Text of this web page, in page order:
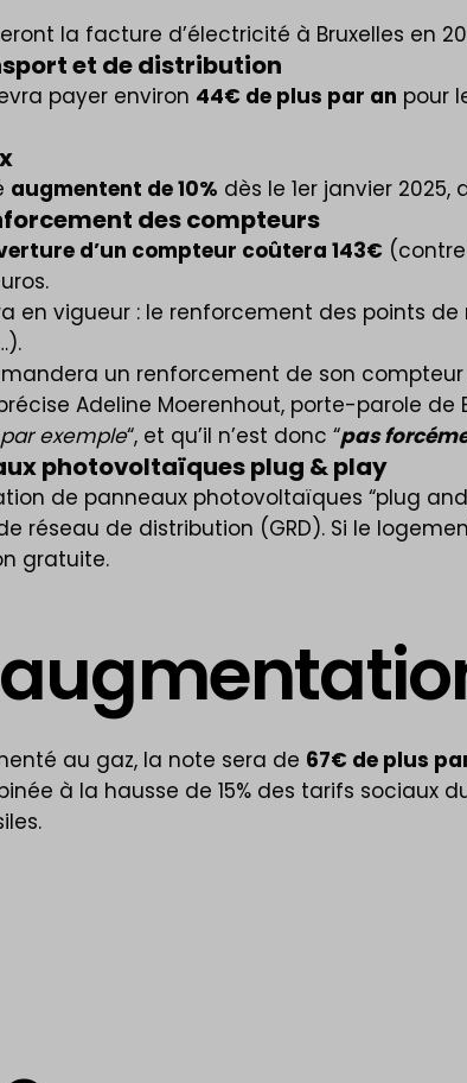
la facture d’électricité à Bruxelles en
et de distribution
payer environ 44€ de plus par an pour
augmentent de 10% dès le 1er janvier
des compteurs
d’un compteur coûtera 143€
en vigueur : le renforcement des points
un renforcement de son
Adeline Moerenhout, porte-parole de
exemple“, et qu’il n’est donc “pas
photovoltaïques plug & play
de panneaux photovoltaïques “plug
réseau de distribution (GRD). Si le
gratuite.
au gaz, la note sera de 67€ de plus
à la hausse de 15% des tarifs